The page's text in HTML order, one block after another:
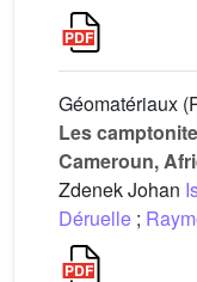
Géomatériaux
Les
Cameroun,
Zdenek Johan
Déruelle ;